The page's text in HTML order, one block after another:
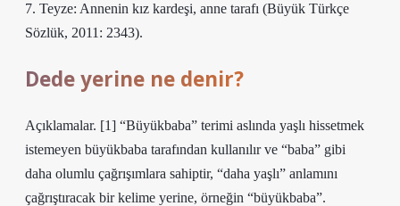
7. Teyze: Annenin kız kardeşi, anne tarafı (Büyük Türkçe
Sözlük, 2011: 2343).
Dede yerine ne denir?
Açıklamalar. [1] “Büyükbaba” terimi aslında yaşlı hissetmek
istemeyen büyükbaba tarafından kullanılır ve “baba” gibi
daha olumlu çağrışımlara sahiptir, “daha yaşlı” anlamını
çağrıştıracak bir kelime yerine, örneğin “büyükbaba”.